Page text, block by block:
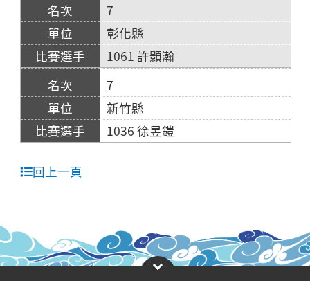
7
彰化縣
1061 許顥瀚
7
新竹縣
1036 徐昱鎧
回上一頁